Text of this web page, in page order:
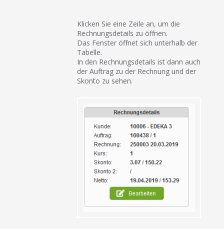
Klicken Sie eine Zeile an, um die
Rechnungsdetails zu öffnen.
Das Fenster öffnet sich unterhalb der
Tabelle.
In den Rechnungsdetails ist dann auch
der Auftrag zu der Rechnung und der
Skonto zu sehen.